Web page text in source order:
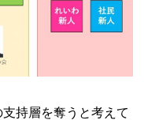
持層を奪うと考えて